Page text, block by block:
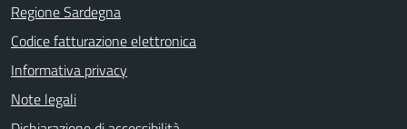
Regione Sardegna
Codice fatturazione elettronica
Informativa privacy
Note legali